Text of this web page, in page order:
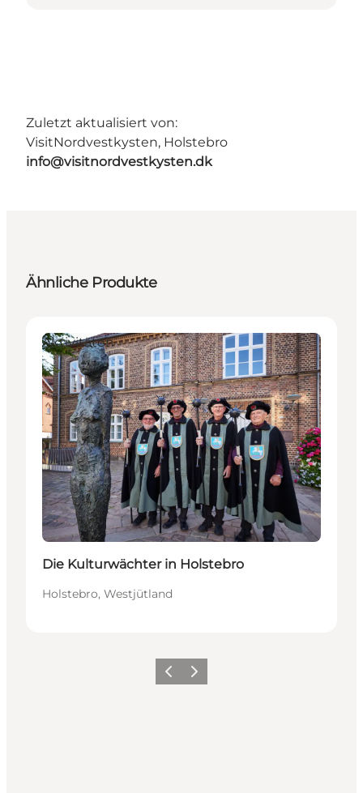
Zuletzt aktualisiert von:
VisitNordvestkysten, Holstebro
info@visitnordvestkysten.dk
Ähnliche Produkte
Aktivitäten
Die Kulturwächter in Holstebro
Holstebro, Westjütland
ZurückWeiter